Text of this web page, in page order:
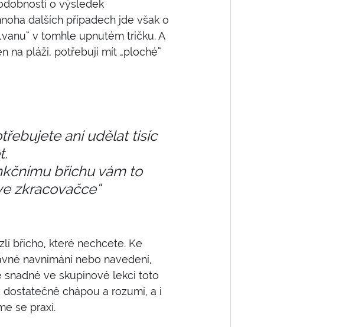
o výsledek
dalších případech jde však o
v tomhle upnutém tričku. A
na pláži, potřebuji mít „ploché“
ani udělat tisíc
břichu vám to
zkracovačce“
břicho, které nechcete. Ke
navnímání nebo navedení,
snadné ve skupinové lekci toto
chápou a rozumí, a i
se praxí.